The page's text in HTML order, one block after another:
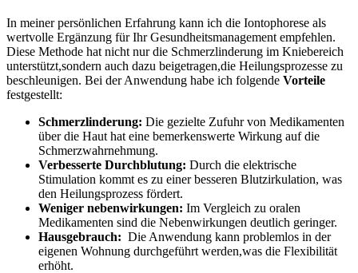
In meiner⁣ persönlichen⁣ Erfahrung kann⁢ ich die‌ Iontophorese als⁤
wertvolle‌ Ergänzung für ‌Ihr Gesundheitsmanagement empfehlen.
Diese​ Methode hat nicht nur die‌ Schmerzlinderung im Kniebereich
⁢unterstützt,sondern⁤ auch dazu beigetragen,die ‍Heilungsprozesse⁤ zu
beschleunigen. Bei der Anwendung habe⁢ ich⁣ folgende Vorteile
festgestellt:
Schmerzlinderung: Die gezielte Zufuhr von Medikamenten
‍über ⁢die Haut hat eine bemerkenswerte Wirkung auf die
Schmerzwahrnehmung.
Verbesserte Durchblutung: Durch die elektrische
Stimulation kommt es zu einer besseren Blutzirkulation, was⁢
den Heilungsprozess fördert.
Weniger nebenwirkungen: ⁣Im‌ Vergleich zu oralen​
Medikamenten sind die Nebenwirkungen deutlich geringer.
Hausgebrauch: ⁢ Die Anwendung kann problemlos in der
eigenen⁣ Wohnung durchgeführt werden,was die Flexibilität
erhöht.